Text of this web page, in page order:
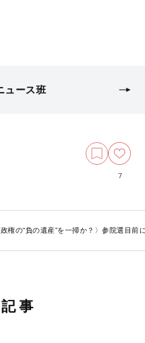
ュース班
7
政権の“負の遺産”を一掃か？〉参院選目
事